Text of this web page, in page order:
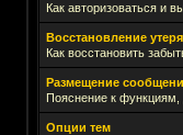
Как авторизоваться и
Восстановление
Как восстановить
Размещение
Пояснение к
Опции тем